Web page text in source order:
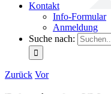
Kontakt
Info-Formular
Anmeldung
Suche nach:
Zurück Vor